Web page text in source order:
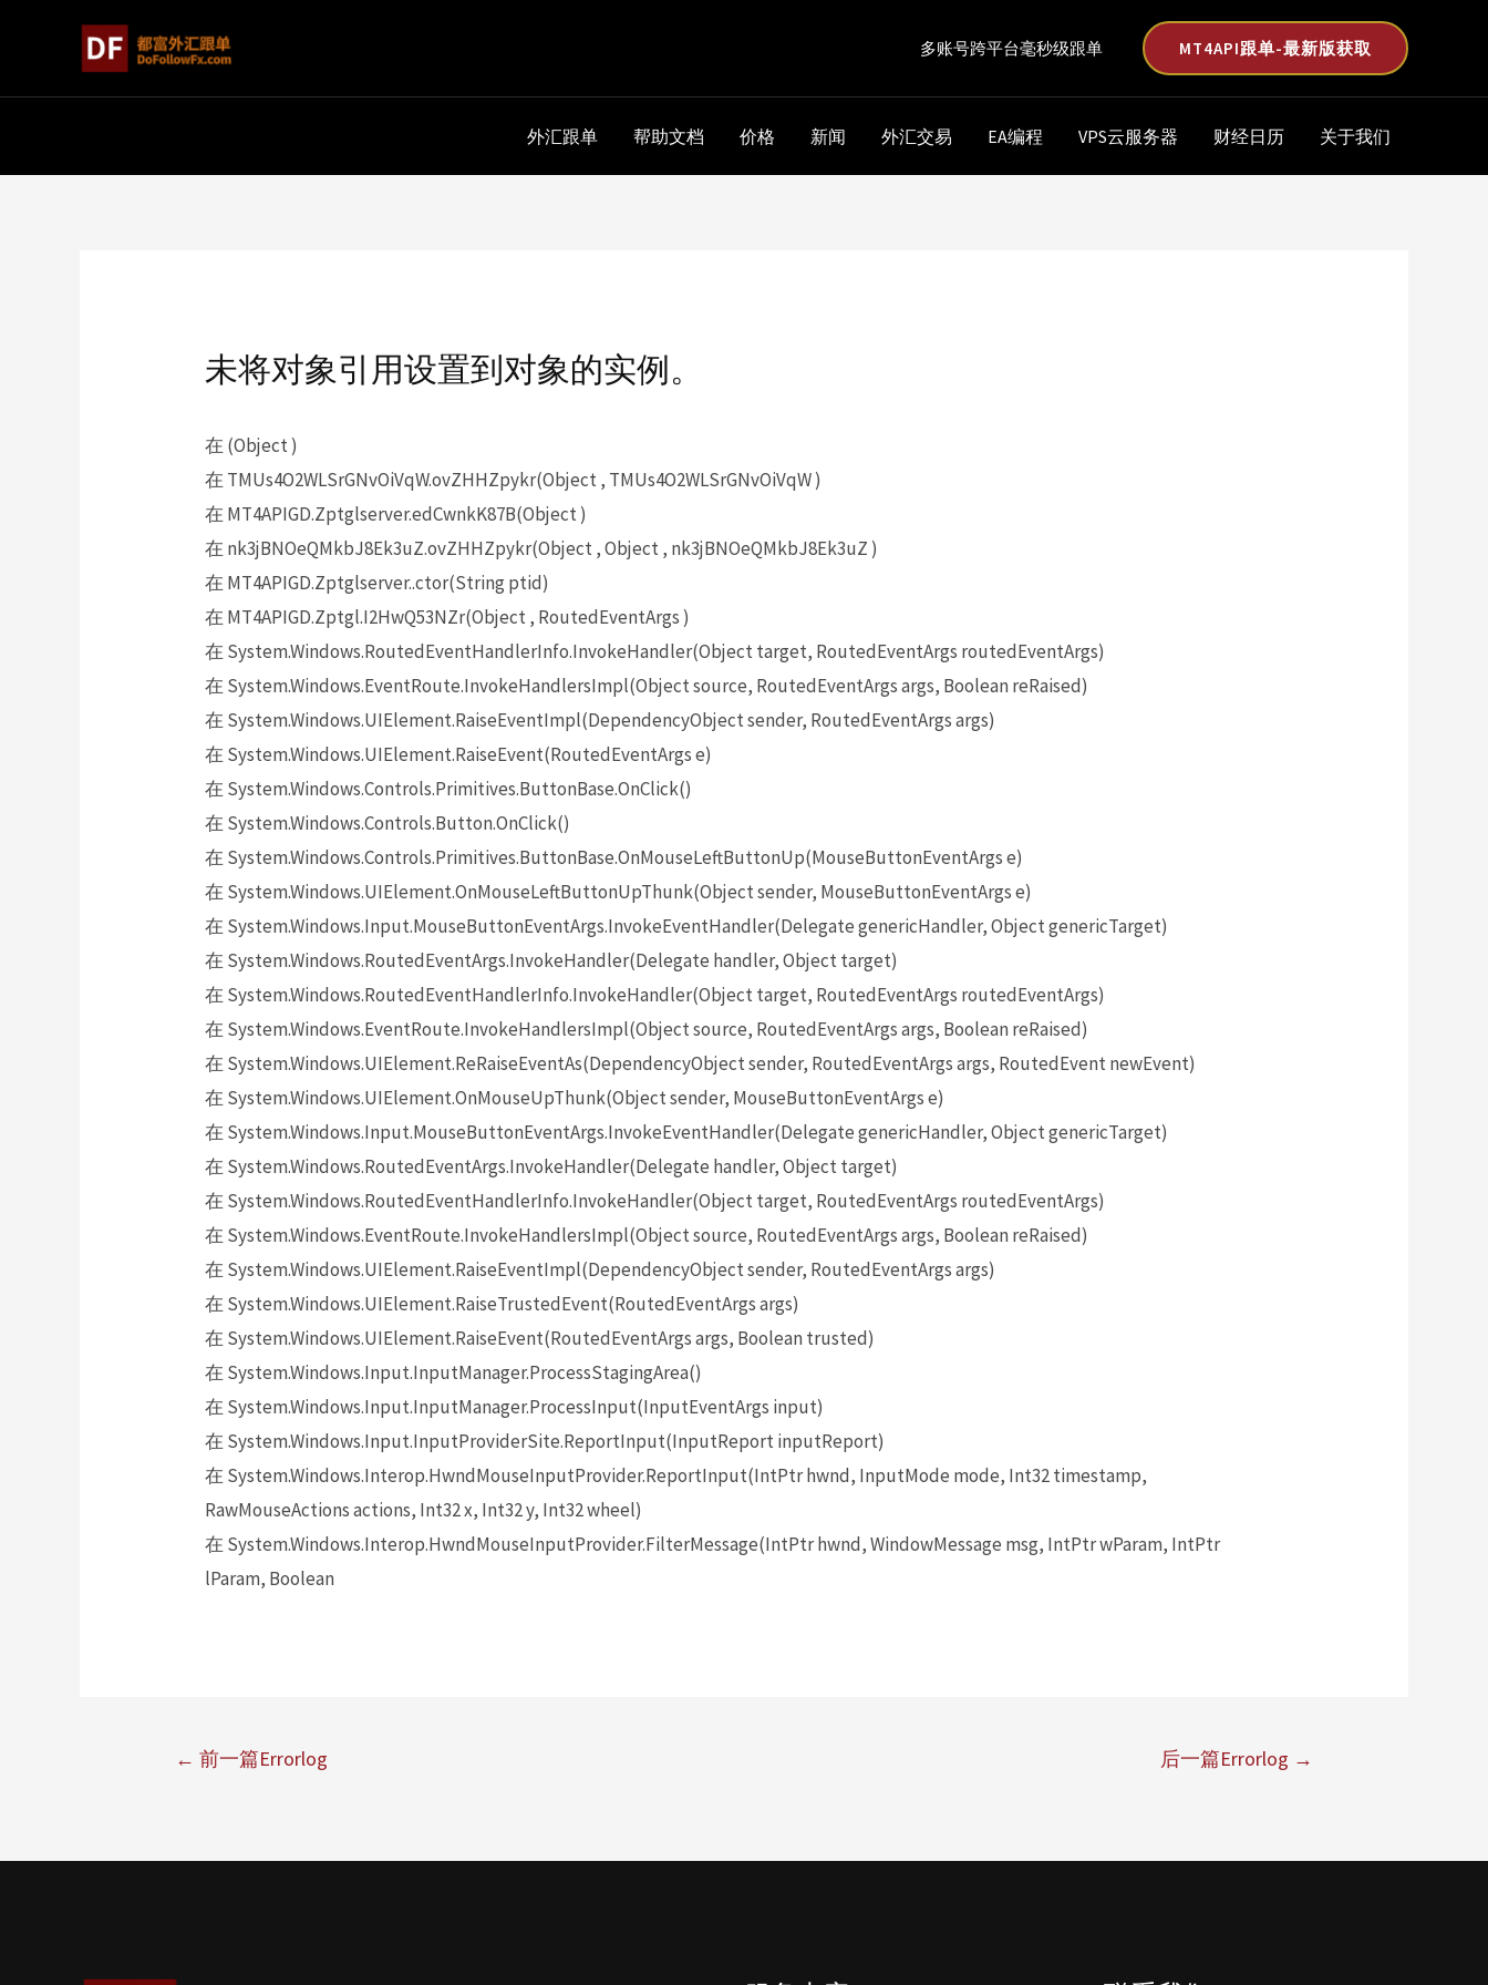
多账号跨平台毫秒级跟单 MT4API跟单-最新版获取
外汇跟单 帮助文档 价格 新闻 外汇交易 EA编程 VPS云服务器 财经日历 关于我们
未将对象引用设置到对象的实例。
在 (Object )
在 TMUs4O2WLSrGNvOiVqW.ovZHHZpykr(Object , TMUs4O2WLSrGNvOiVqW )
在 MT4APIGD.Zptglserver.edCwnkK87B(Object )
在 nk3jBNOeQMkbJ8Ek3uZ.ovZHHZpykr(Object , Object , nk3jBNOeQMkbJ8Ek3uZ )
在 MT4APIGD.Zptglserver..ctor(String ptid)
在 MT4APIGD.Zptgl.I2HwQ53NZr(Object , RoutedEventArgs )
在 System.Windows.RoutedEventHandlerInfo.InvokeHandler(Object target, RoutedEventArgs routedEventArgs)
在 System.Windows.EventRoute.InvokeHandlersImpl(Object source, RoutedEventArgs args, Boolean reRaised)
在 System.Windows.UIElement.RaiseEventImpl(DependencyObject sender, RoutedEventArgs args)
在 System.Windows.UIElement.RaiseEvent(RoutedEventArgs e)
在 System.Windows.Controls.Primitives.ButtonBase.OnClick()
在 System.Windows.Controls.Button.OnClick()
在 System.Windows.Controls.Primitives.ButtonBase.OnMouseLeftButtonUp(MouseButtonEventArgs e)
在 System.Windows.UIElement.OnMouseLeftButtonUpThunk(Object sender, MouseButtonEventArgs e)
在 System.Windows.Input.MouseButtonEventArgs.InvokeEventHandler(Delegate genericHandler, Object genericTarget)
在 System.Windows.RoutedEventArgs.InvokeHandler(Delegate handler, Object target)
在 System.Windows.RoutedEventHandlerInfo.InvokeHandler(Object target, RoutedEventArgs routedEventArgs)
在 System.Windows.EventRoute.InvokeHandlersImpl(Object source, RoutedEventArgs args, Boolean reRaised)
在 System.Windows.UIElement.ReRaiseEventAs(DependencyObject sender, RoutedEventArgs args, RoutedEvent newEvent)
在 System.Windows.UIElement.OnMouseUpThunk(Object sender, MouseButtonEventArgs e)
在 System.Windows.Input.MouseButtonEventArgs.InvokeEventHandler(Delegate genericHandler, Object genericTarget)
在 System.Windows.RoutedEventArgs.InvokeHandler(Delegate handler, Object target)
在 System.Windows.RoutedEventHandlerInfo.InvokeHandler(Object target, RoutedEventArgs routedEventArgs)
在 System.Windows.EventRoute.InvokeHandlersImpl(Object source, RoutedEventArgs args, Boolean reRaised)
在 System.Windows.UIElement.RaiseEventImpl(DependencyObject sender, RoutedEventArgs args)
在 System.Windows.UIElement.RaiseTrustedEvent(RoutedEventArgs args)
在 System.Windows.UIElement.RaiseEvent(RoutedEventArgs args, Boolean trusted)
在 System.Windows.Input.InputManager.ProcessStagingArea()
在 System.Windows.Input.InputManager.ProcessInput(InputEventArgs input)
在 System.Windows.Input.InputProviderSite.ReportInput(InputReport inputReport)
在 System.Windows.Interop.HwndMouseInputProvider.ReportInput(IntPtr hwnd, InputMode mode, Int32 timestamp,
RawMouseActions actions, Int32 x, Int32 y, Int32 wheel)
在 System.Windows.Interop.HwndMouseInputProvider.FilterMessage(IntPtr hwnd, WindowMessage msg, IntPtr wParam, IntPtr
lParam, Boolean
← 前一篇Errorlog 后一篇Errorlog →